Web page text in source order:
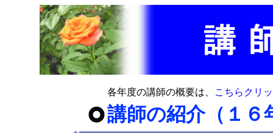
各年度の講師の概要は、 こちらクリ
講師の紹介（１６